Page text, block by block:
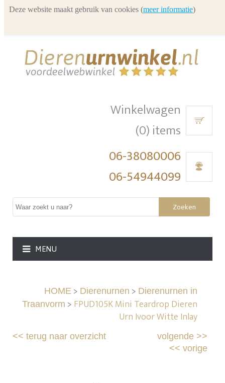
Winkelwagen
(0) items
06-38080006
06-54944099
Zoeken
MENU
HOME> Dierenurnen > Dierenurnen in
Traanvorm > FPUD105K Mini Teardrop Dieren
Urn Ivoor Witte Inlay
<<terug naar overzicht volgende>>
<< vorige
Deze website maakt gebruik van cookies (meer informatie)